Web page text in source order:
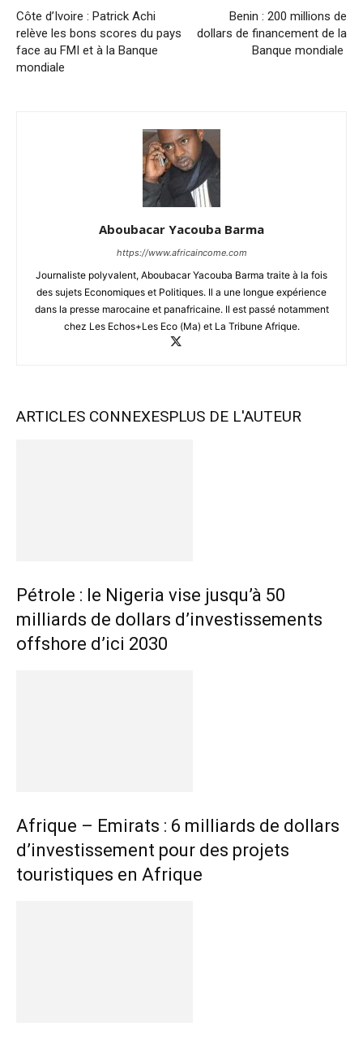
Côte d’Ivoire : Patrick Achi
relève les bons scores du pays
face au FMI et à la Banque
mondiale
Benin : 200 millions de
dollars de financement de la
Banque mondiale
Aboubacar Yacouba Barma
https://www.africaincome.com
Journaliste polyvalent, Aboubacar Yacouba Barma traite à la fois
des sujets Economiques et Politiques. Il a une longue expérience
dans la presse marocaine et panafricaine. Il est passé notamment
chez Les Echos+Les Eco (Ma) et La Tribune Afrique.
ARTICLES CONNEXESPLUS DE L'AUTEUR
Pétrole : le Nigeria vise jusqu’à 50
milliards de dollars d’investissements
offshore d’ici 2030
Afrique – Emirats : 6 milliards de dollars
d’investissement pour des projets
touristiques en Afrique